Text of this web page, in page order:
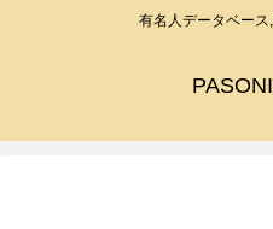
有名人データベー